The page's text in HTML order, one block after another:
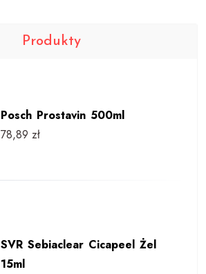
Produkty
Posch Prostavin 500ml
78,89 zł
SVR Sebiaclear Cicapeel Żel
15ml